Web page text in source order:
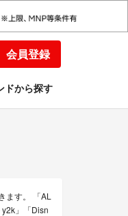
会員登録
ドから探す
ます。 「AL
」「Disn